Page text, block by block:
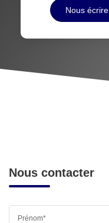
Nous écrire
Nous contacter
Prénom*